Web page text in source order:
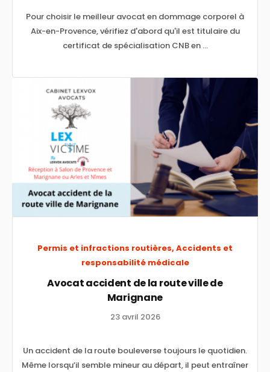
Pour choisir le meilleur avocat en dommage corporel à
Aix-en-Provence, vérifiez d'abord qu'il est titulaire du
certificat de spécialisation CNB en ...
Permis et infractions routières, Accidents et
responsabilité médicale
Avocat accident de la route ville de
Marignane
23 avril 2026
Un accident de la route bouleverse toujours le quotidien.
Même lorsqu’il semble mineur au départ, il peut entraîner